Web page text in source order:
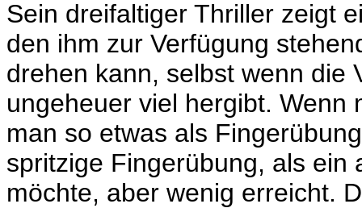
Sein dreifaltiger Thriller zeigt
den ihm zur Verfügung
drehen kann, selbst wenn die
ungeheuer viel hergibt. Wenn
man so etwas als
spritzige Fingerübung, als ein
möchte, aber wenig erreicht.